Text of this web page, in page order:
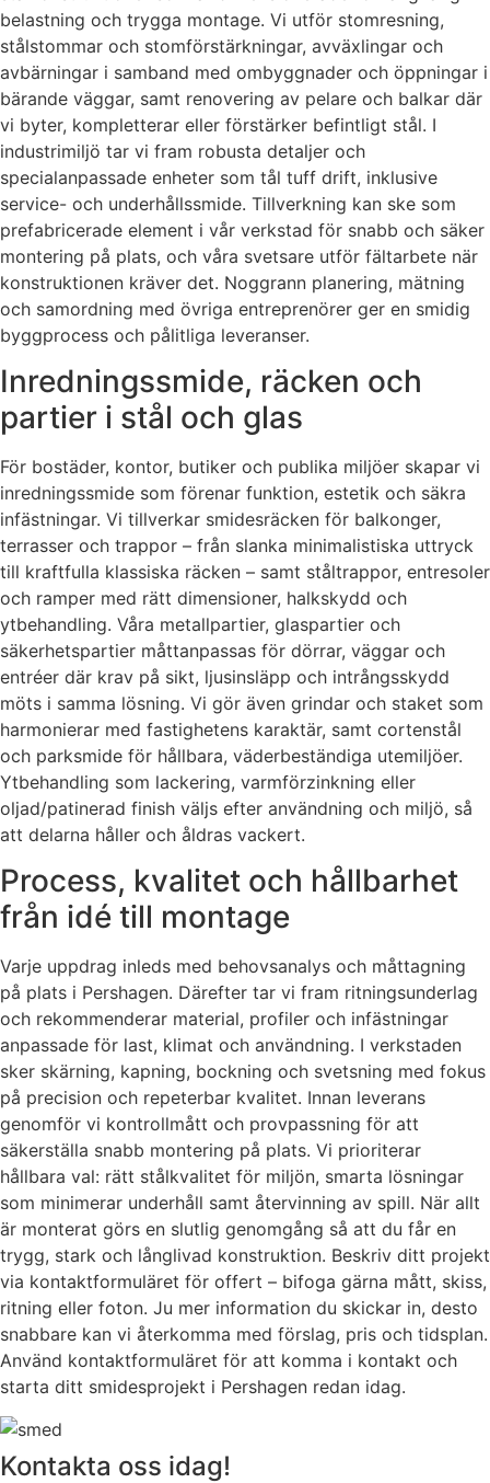
belastning och trygga montage. Vi utför stomresning,
stålstommar och stomförstärkningar, avväxlingar och
avbärningar i samband med ombyggnader och öppningar i
bärande väggar, samt renovering av pelare och balkar där
vi byter, kompletterar eller förstärker befintligt stål. I
industrimiljö tar vi fram robusta detaljer och
specialanpassade enheter som tål tuff drift, inklusive
service- och underhållssmide. Tillverkning kan ske som
prefabricerade element i vår verkstad för snabb och säker
montering på plats, och våra svetsare utför fältarbete när
konstruktionen kräver det. Noggrann planering, mätning
och samordning med övriga entreprenörer ger en smidig
byggprocess och pålitliga leveranser.
Inredningssmide, räcken och
partier i stål och glas
För bostäder, kontor, butiker och publika miljöer skapar vi
inredningssmide som förenar funktion, estetik och säkra
infästningar. Vi tillverkar smidesräcken för balkonger,
terrasser och trappor – från slanka minimalistiska uttryck
till kraftfulla klassiska räcken – samt ståltrappor, entresoler
och ramper med rätt dimensioner, halkskydd och
ytbehandling. Våra metallpartier, glaspartier och
säkerhetspartier måttanpassas för dörrar, väggar och
entréer där krav på sikt, ljusinsläpp och intrångsskydd
möts i samma lösning. Vi gör även grindar och staket som
harmonierar med fastighetens karaktär, samt cortenstål
och parksmide för hållbara, väderbeständiga utemiljöer.
Ytbehandling som lackering, varmförzinkning eller
oljad/patinerad finish väljs efter användning och miljö, så
att delarna håller och åldras vackert.
Process, kvalitet och hållbarhet
från idé till montage
Varje uppdrag inleds med behovsanalys och måttagning
på plats i Pershagen. Därefter tar vi fram ritningsunderlag
och rekommenderar material, profiler och infästningar
anpassade för last, klimat och användning. I verkstaden
sker skärning, kapning, bockning och svetsning med fokus
på precision och repeterbar kvalitet. Innan leverans
genomför vi kontrollmått och provpassning för att
säkerställa snabb montering på plats. Vi prioriterar
hållbara val: rätt stålkvalitet för miljön, smarta lösningar
som minimerar underhåll samt återvinning av spill. När allt
är monterat görs en slutlig genomgång så att du får en
trygg, stark och långlivad konstruktion. Beskriv ditt projekt
via kontaktformuläret för offert – bifoga gärna mått, skiss,
ritning eller foton. Ju mer information du skickar in, desto
snabbare kan vi återkomma med förslag, pris och tidsplan.
Använd kontaktformuläret för att komma i kontakt och
starta ditt smidesprojekt i Pershagen redan idag.
Kontakta oss idag!